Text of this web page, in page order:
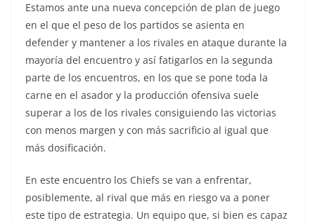
Estamos ante una nueva concepción de plan de juego
en el que el peso de los partidos se asienta en
defender y mantener a los rivales en ataque durante la
mayoría del encuentro y así fatigarlos en la segunda
parte de los encuentros, en los que se pone toda la
carne en el asador y la producción ofensiva suele
superar a los de los rivales consiguiendo las victorias
con menos margen y con más sacrificio al igual que
más dosificación.
En este encuentro los Chiefs se van a enfrentar,
posiblemente, al rival que más en riesgo va a poner
este tipo de estrategia. Un equipo que, si bien es capaz